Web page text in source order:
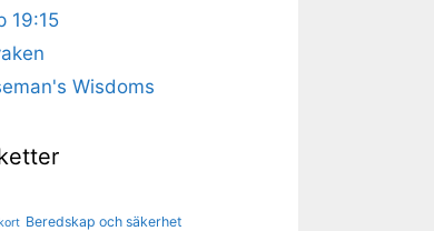
19:15
Wisdoms
Beredskap och säkerhet